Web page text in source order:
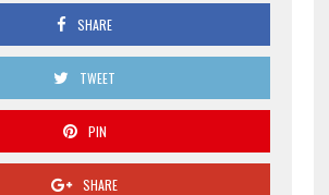
SHARE
TWEET
PIN
SHARE